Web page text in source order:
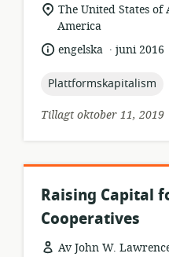
relevant
plats:
The United States
America
språk:engelska . juni 2016
topic:
Plattformskapitalism
Tillagt oktober 11, 2019
Raising Capital
Cooperatives
Av John W.